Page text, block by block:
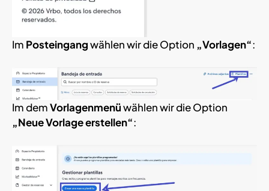
Im Posteingangwählen wir die Option „Vorlagen“:
Im demVorlagenmenüwählen wir die Option
„Neue Vorlage erstellen“: